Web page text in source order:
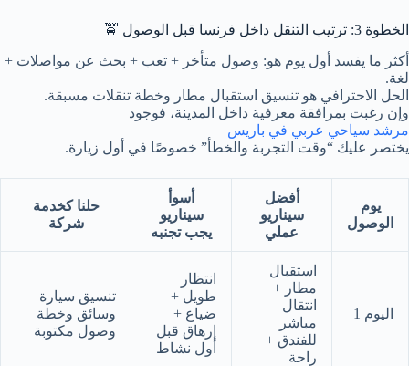
الخطوة 3: ترتيب التنقل داخل فرنسا قبل الوصول 🚖
أكثر ما يفسد أول يوم هو: وصول متأخر + تعب + بحث عن مواصلات +
لغة.
الحل الاحترافي هو تنسيق استقبال مطار وخطة تنقلات مسبقة.
وإن رغبت بمرافقة معرفية داخل المدينة، فوجود
مرشد سياحي عربي في باريس
يختصر عليك “وقت التجربة والخطأ” خصوصًا في أول زيارة.
يوم
الوصول
أفضل
سيناريو
عملي
أسوأ
سيناريو
يجب تجنبه
حلنا كخدمة
شركة
اليوم 1
استقبال
مطار +
انتقال
مباشر
للفندق +
راحة
انتظار
طويل +
ضياع +
إرهاق قبل
أول نشاط
تنسيق سيارة
وسائق وخطة
وصول مكتوبة